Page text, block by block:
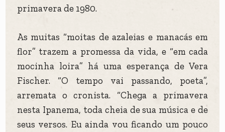
primavera de 1980.
As muitas “moitas de azaleias e manacás em
flor” trazem a promessa da vida, e “em cada
mocinha loira” há uma esperança de Vera
Fischer. “O tempo vai passando, poeta”,
arremata o cronista. “Chega a primavera
nesta Ipanema, toda cheia de sua música e de
seus versos. Eu ainda vou ficando um pouco